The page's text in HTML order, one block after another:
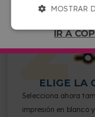
IR A
ELIGE LA
Selecciona ahora
impresión en blanco
MOSTRAR